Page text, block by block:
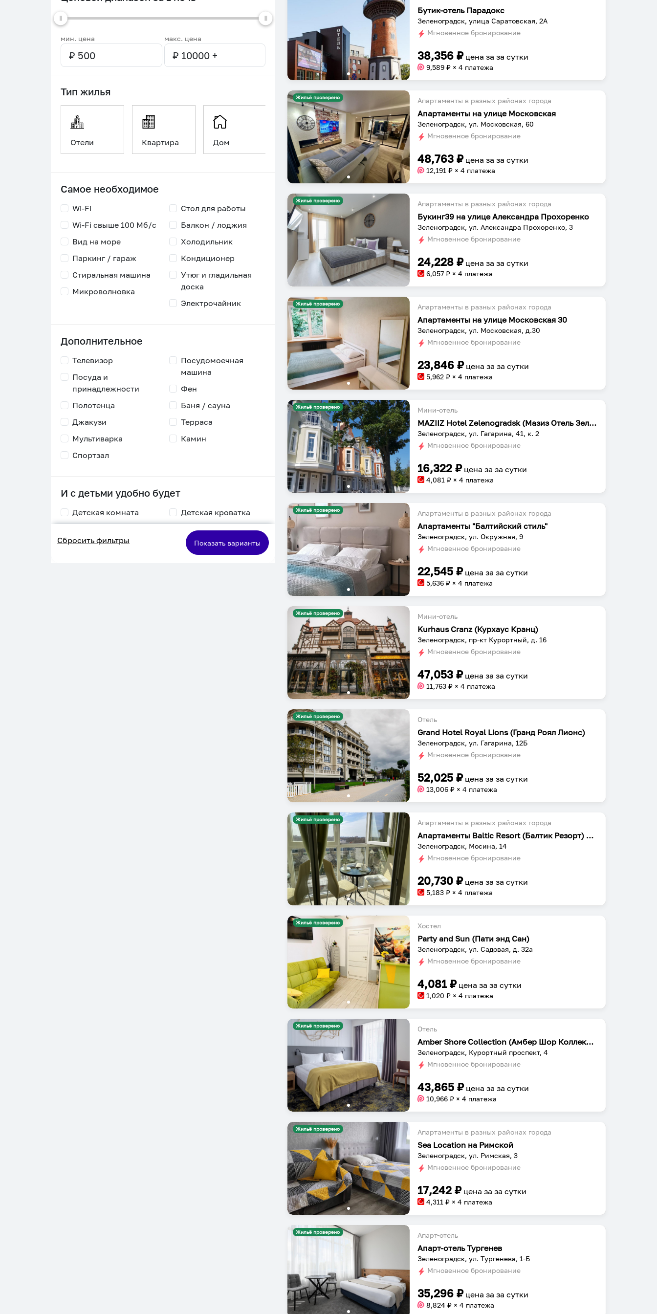
мин. цена макс. цена
Тип жилья
Отели Квартира Дом Уникальное
Самое необходимое
Wi-Fi
Wi-Fi свыше 100 Мб/с
Стол для работы
Балкон / лоджия
Вид на море
Паркинг / гараж
Холодильник
Кондиционер
Стиральная машина
Микроволновка
Утюг и гладильная
доска
Электрочайник
Дополнительное
Телевизор
Посуда и
принадлежности
Посудомоечная
машина
Фен
Полотенца
Джакузи
Баня / сауна
Терраса
Мультиварка
Спортзал
Камин
И с детьми удобно будет
Детская комната
кормления
Детская кроватка
Двухъярусная
кровать
Сбросить фильтры Показать варианты
Бутик-отель Парадокс
Зеленоградск, улица Саратовская, 2А
Мгновенное бронирование
38,356 ₽ цена заза сутки
9,589 ₽ × 4 платежа
Жильё проверено Апартаменты в разных районах города
Апартаменты на улице Московская
Зеленоградск, ул. Московская, 60
Мгновенное бронирование
48,763 ₽ цена заза сутки
12,191 ₽ × 4 платежа
Жильё проверено Апартаменты в разных районах города
Букинг39 на улице Александра Прохоренко
Зеленоградск, ул. Александра Прохоренко, 3
Мгновенное бронирование
24,228 ₽ цена заза сутки
6,057 ₽ × 4 платежа
Жильё проверено Апартаменты в разных районах города
Апартаменты на улице Московская 30
Зеленоградск, ул. Московская, д.30
Мгновенное бронирование
23,846 ₽ цена заза сутки
5,962 ₽ × 4 платежа
Жильё проверено Мини-отель
MAZIIZ Hotel Zelenogradsk (Мазиз Отель Зеленоградск)
Зеленоградск, ул. Гагарина, 41, к. 2
Мгновенное бронирование
16,322 ₽ цена заза сутки
4,081 ₽ × 4 платежа
Жильё проверено Апартаменты в разных районах города
Апартаменты "Балтийский стиль"
Зеленоградск, ул. Окружная, 9
Мгновенное бронирование
22,545 ₽ цена заза сутки
5,636 ₽ × 4 платежа
Жильё проверено Мини-отель
Kurhaus Cranz (Курхаус Кранц)
Зеленоградск, пр-кт Курортный, д. 16
Мгновенное бронирование
47,053 ₽ цена заза сутки
11,763 ₽ × 4 платежа
Жильё проверено Отель
Grand Hotel Royal Lions (Гранд Роял Лионс)
Зеленоградск, ул. Гагарина, 12Б
Мгновенное бронирование
52,025 ₽ цена заза сутки
13,006 ₽ × 4 платежа
Жильё проверено Апартаменты в разных районах города
Апартаменты Baltic Resort (Балтик Резорт) на Мосина
Зеленоградск, Мосина, 14
Мгновенное бронирование
20,730 ₽ цена заза сутки
5,183 ₽ × 4 платежа
Жильё проверено Хостел
Party and Sun (Пати энд Сан)
Зеленоградск, ул. Садовая, д. 32а
Мгновенное бронирование
4,081₽ цена заза сутки
1,020 ₽ × 4 платежа
Жильё проверено Отель
Amber Shore Collection (Амбер Шор Коллекшн)
Зеленоградск, Курортный проспект, 4
Мгновенное бронирование
43,865 ₽ цена заза сутки
10,966 ₽ × 4 платежа
Жильё проверено Апартаменты в разных районах города
Sea Location на Римской
Зеленоградск, ул. Римская, 3
Мгновенное бронирование
17,242 ₽ цена заза сутки
4,311 ₽ × 4 платежа
Жильё проверено Апарт-отель
Апарт-отель Тургенев
Зеленоградск, ул. Тургенева, 1-Б
Мгновенное бронирование
35,296 ₽ цена заза сутки
8,824 ₽ × 4 платежа